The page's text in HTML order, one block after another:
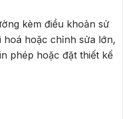
kèm điều khoản sử
hoá hoặc chỉnh sửa lớn,
phép hoặc đặt thiết kế